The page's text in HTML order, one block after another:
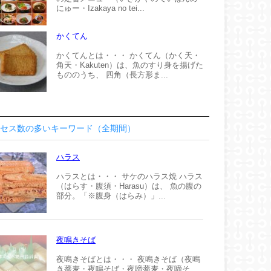
にゅー・Izakaya no tei...
かくてん
かくてんとは・・・ かくてん（かく天・
角天・Kakuten）は、魚のすり身を揚げた
もののうち、 四角（長方形ま...
ス数の多いキーワード（全期間）
ハラス
ハラスとは・・・ サケのハラス焼 ハラス
（はらす・腹須・Harasu）は、 魚の腹の
部分。「※腹身（はらみ）」...
夜鳴きそば
夜鳴きそばとは・・・ 夜鳴きそば（夜鳴
き蕎麦・夜鳴そば・夜啼蕎麦・夜啼そ